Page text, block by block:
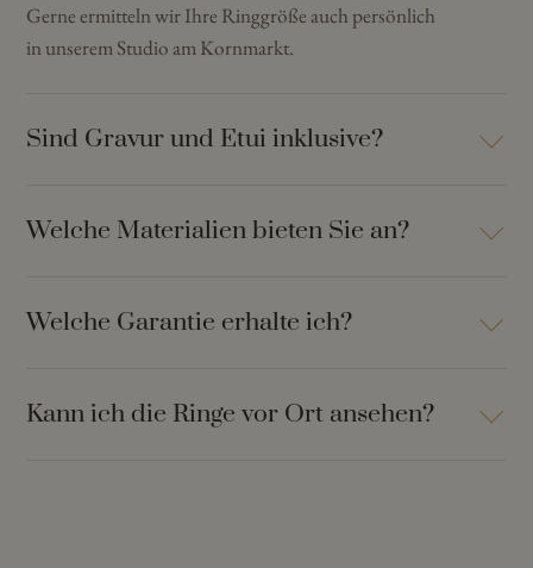
Gerne ermitteln wir Ihre Ringgröße auch persönlich
in unserem Studio am Kornmarkt.
Sind Gravur und Etui inklusive?
Welche Materialien bieten Sie an?
Welche Garantie erhalte ich?
Kann ich die Ringe vor Ort ansehen?